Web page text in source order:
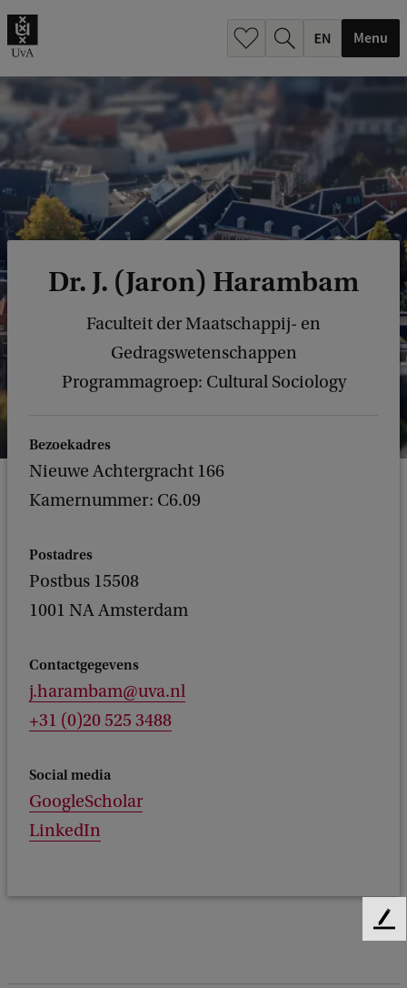
Menu
Dr. J. (Jaron) Harambam
Faculteit der Maatschappij- en
Gedragswetenschappen
Programmagroep: Cultural Sociology
Bezoekadres
Nieuwe Achtergracht 166
Kamernummer: C6.09
Postadres
Postbus 15508
1001 NA Amsterdam
Contactgegevens
j.harambam@uva.nl
+31 (0)20 525 3488
Social media
GoogleScholar
LinkedIn
F